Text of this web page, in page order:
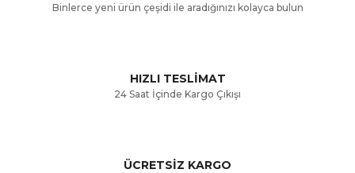
Gönder
Binlerce yeni ürün çeşidi ile aradığınızı kolayca bulun
HIZLI TESLİMAT
24 Saat İçinde Kargo Çıkışı
ÜCRETSİZ KARGO